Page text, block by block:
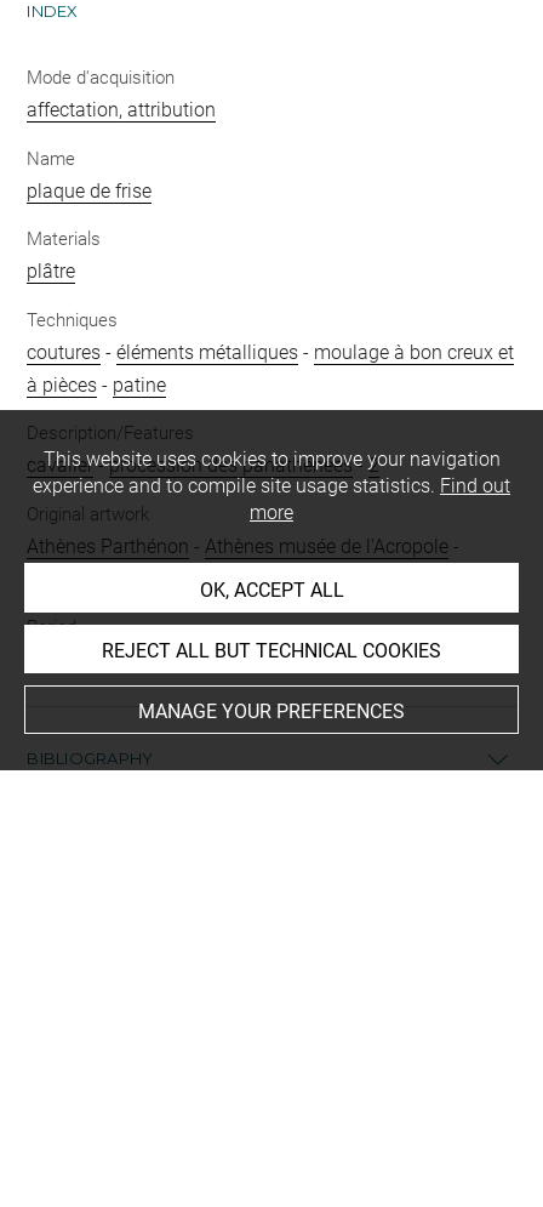
INDEX
Mode d'acquisition
affectation, attribution
Name
plaque de frise
Materials
plâtre
Techniques
coutures -éléments métalliques - moulage à bon creux et
à pièces - patine
Description/Features
cavalier-procession des panathénées-2
Original artwork
Athènes Parthénon - Athènes musée de l'Acropole -
Ve s. av. J.-C.- original conservé à
Period
époque contemporaine
BIBLIOGRAPHY
This website uses cookies to improve your navigation
experience and to compile site usage statistics. Find out
more
OK, ACCEPT ALL
REJECT ALL BUT TECHNICAL COOKIES
MANAGE YOUR PREFERENCES